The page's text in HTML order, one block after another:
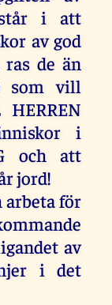
i att
av god
de än
som vill
i
och att
jord!
arbeta för
av
i det